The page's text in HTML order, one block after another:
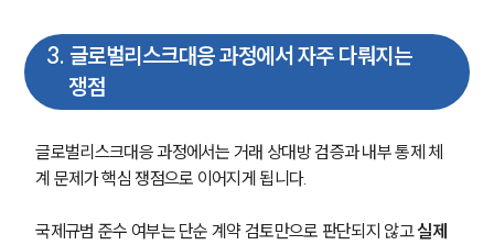
3. 글로벌리스크대응 과정에서 자주 다뤄지는
쟁점
글로벌리스크대응 과정에서는 거래 상대방 검증과 내부 통제 체
계 문제가 핵심 쟁점으로 이어지게 됩니다.
국제규범 준수 여부는 단순 계약 검토만으로 판단되지 않고 실제